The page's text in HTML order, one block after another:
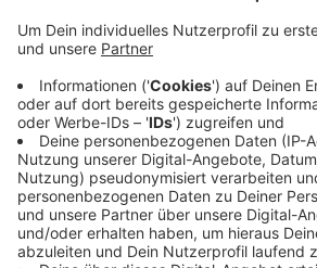
und im Marienhospital Kevelaer
Patienten erwartet. Das bedeutet
etwa 10 Prozent im Vergleich zum
Katholische Karl-Leisner-Klinikum
in Kevelaer eine vollausgerüstete
Abteilung mit zwei hochmodernen
Herzkatheterlaboren. Die Klinik